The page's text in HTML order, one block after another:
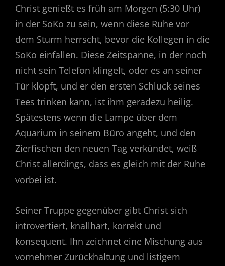
Christ genießt es früh am Morgen (5:30 Uhr)
in der SoKo zu sein, wenn diese Ruhe vor
dem Sturm herrscht, bevor die Kollegen in die
SoKo einfallen. Diese Zeitspanne, in der noch
nicht sein Telefon klingelt, oder es an seiner
Tür klopft, und er den ersten Schluck seines
Tees trinken kann, ist ihm geradezu heilig.
Spätestens wenn die Lampe über dem
Aquarium in seinem Büro angeht, und den
Zierfischen den neuen Tag verkündet, weiß
Christ allerdings, dass es gleich mit der Ruhe
vorbei ist.
Seiner Truppe gegenüber gibt Christ sich
introvertiert, knallhart, korrekt und
konsequent. Ihn zeichnet eine Mischung aus
vornehmer Zurückhaltung und listigem